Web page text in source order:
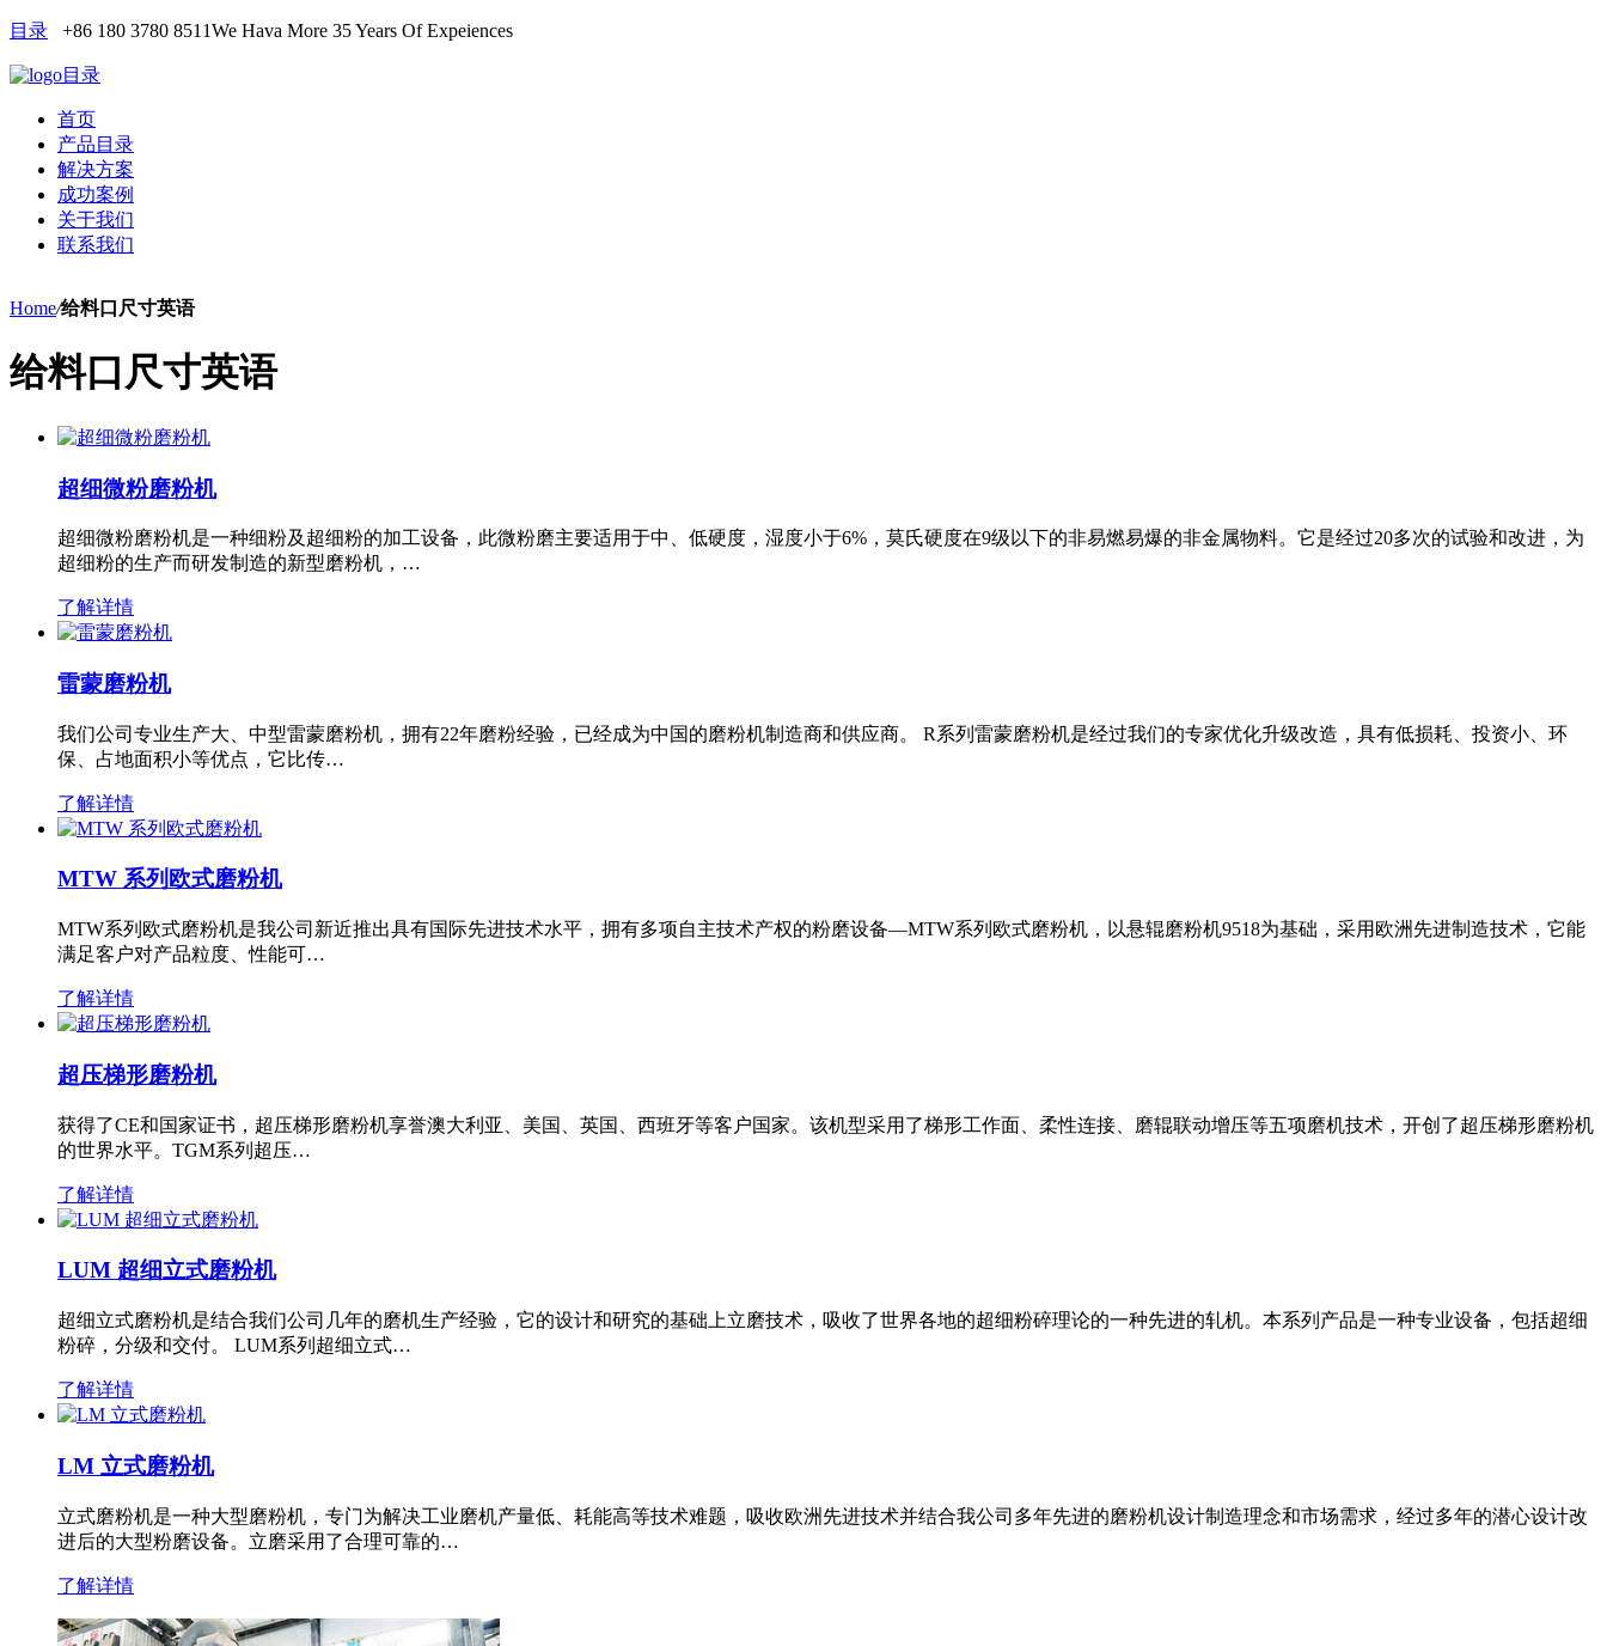
目录 +86 180 3780 8511We Hava More 35 Years Of Expeiences
目录
首页
产品目录
解决方案
成功案例
关于我们
联系我们
Home/给料口尺寸英语
给料口尺寸英语
超细微粉磨粉机
超细微粉磨粉机是一种细粉及超细粉的加工设备，此微粉磨主要适用于中、低硬度，湿度小于6%，莫氏硬度在9级以下的非易燃易爆的非金属物料。它是经过20多次的试验和改进，为
超细粉的生产而研发制造的新型磨粉机，…
了解详情
雷蒙磨粉机
我们公司专业生产大、中型雷蒙磨粉机，拥有22年磨粉经验，已经成为中国的磨粉机制造商和供应商。 R系列雷蒙磨粉机是经过我们的专家优化升级改造，具有低损耗、投资小、环
保、占地面积小等优点，它比传…
了解详情
MTW 系列欧式磨粉机
MTW系列欧式磨粉机是我公司新近推出具有国际先进技术水平，拥有多项自主技术产权的粉磨设备—MTW系列欧式磨粉机，以悬辊磨粉机9518为基础，采用欧洲先进制造技术，它能
满足客户对产品粒度、性能可…
了解详情
超压梯形磨粉机
获得了CE和国家证书，超压梯形磨粉机享誉澳大利亚、美国、英国、西班牙等客户国家。该机型采用了梯形工作面、柔性连接、磨辊联动增压等五项磨机技术，开创了超压梯形磨粉机
的世界水平。TGM系列超压…
了解详情
LUM 超细立式磨粉机
超细立式磨粉机是结合我们公司几年的磨机生产经验，它的设计和研究的基础上立磨技术，吸收了世界各地的超细粉碎理论的一种先进的轧机。本系列产品是一种专业设备，包括超细
粉碎，分级和交付。 LUM系列超细立式…
了解详情
LM 立式磨粉机
立式磨粉机是一种大型磨粉机，专门为解决工业磨机产量低、耗能高等技术难题，吸收欧洲先进技术并结合我公司多年先进的磨粉机设计制造理念和市场需求，经过多年的潜心设计改
进后的大型粉磨设备。立磨采用了合理可靠的…
了解详情